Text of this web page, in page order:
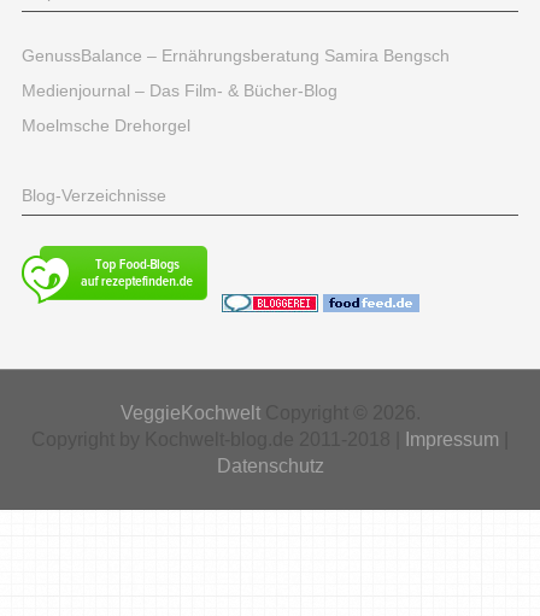
GenussBalance – Ernährungsberatung Samira Bengsch
Medienjournal – Das Film- & Bücher-Blog
Moelmsche Drehorgel
Blog-Verzeichnisse
VeggieKochweltCopyright © 2026.
Impressum
Datenschutz